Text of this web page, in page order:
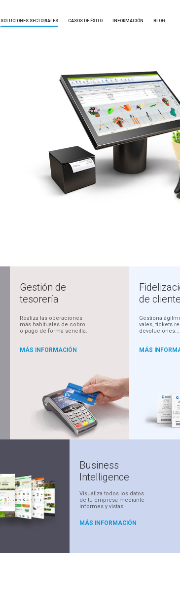
SOLUCIONES SECTORIALES CASOS DE ÉXITO INFORMACIÓN BLOG
Gestión de
tesorería
Realiza las operaciones
más habituales de cobro
o pago de forma sencilla.
MÁS INFORMACIÓN
de
Gestiona
vales, tickets
devoluciones...
MÁS
Business
Intelligence
Visualiza todos los datos
de tu empresa mediante
informes y vistas.
MÁS INFORMACIÓN